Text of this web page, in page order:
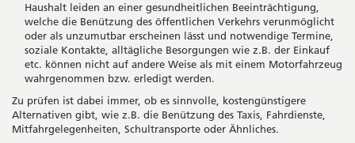
Haushalt leiden an einer gesundheitlichen Beeinträchtigung,
welche die Benützung des öffentlichen Verkehrs verunmöglicht
oder als unzumutbar erscheinen lässt und notwendige Termine,
soziale Kontakte, alltägliche Besorgungen wie z.B. der Einkauf
etc. können nicht auf andere Weise als mit einem Motorfahrzeug
wahrgenommen bzw. erledigt werden.
Zu prüfen ist dabei immer, ob es sinnvolle, kostengünstigere
Alternativen gibt, wie z.B. die Benützung des Taxis, Fahrdienste,
Mitfahrgelegenheiten, Schultransporte oder Ähnliches.